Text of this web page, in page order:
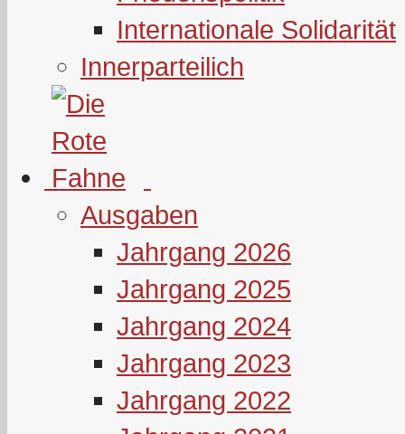
Internationale Solidarität
Innerparteilich
Ausgaben
Jahrgang 2026
Jahrgang 2025
Jahrgang 2024
Jahrgang 2023
Jahrgang 2022